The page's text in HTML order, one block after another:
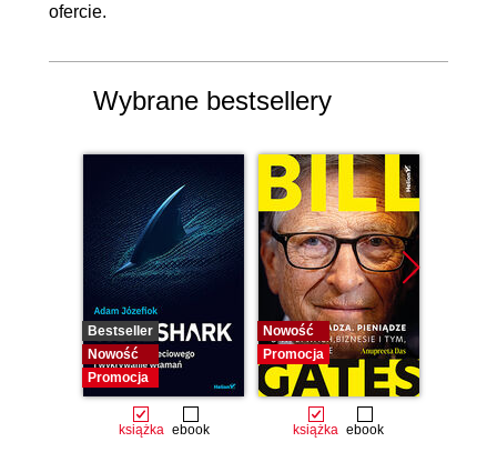
ofercie.
Wybrane bestsellery
Bestseller
Nowość
Promocja
książka ebook
Nowość
Promocja
książka ebook